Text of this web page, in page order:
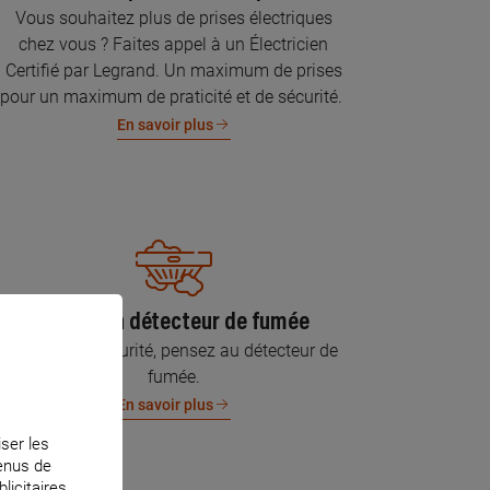
Vous souhaitez plus de prises électriques
chez vous ? Faites appel à un Électricien
Certifié par Legrand. Un maximum de prises
pour un maximum de praticité et de sécurité.
En savoir plus
Pose d’un détecteur de fumée
Pour votre sécurité, pensez au détecteur de
fumée.
En savoir plus
les
de